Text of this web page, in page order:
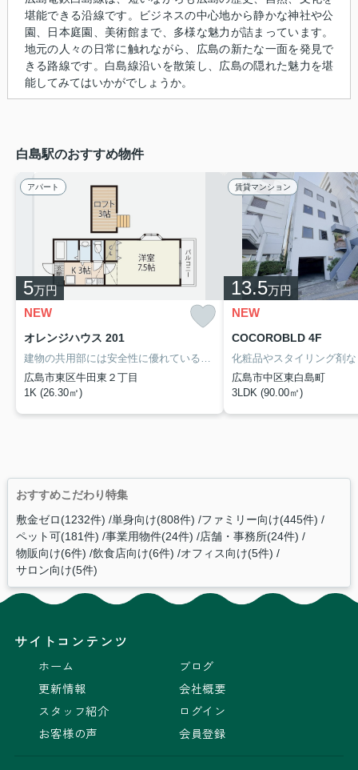
堪能できる沿線です。ビジネスの中心地から静かな神社や公
園、日本庭園、美術館まで、多様な魅力が詰まっています。
地元の人々の日常に触れながら、広島の新たな一面を発見で
きる路線です。白島線沿いを散策し、広島の隠れた魅力を堪
能してみてはいかがでしょうか。
白島駅のおすすめ物件
アパート
5万円
NEW
オレンジハウス 201
広島市東区牛田東２丁目
1K (26.30㎡)
賃貸マンション
13.5万円
NEW
COCOROBLD 4F
広島市中区東白島町
3LDK (90.00㎡)
おすすめこだわり特集
敷金ゼロ(1232件) 単身向け(808件) ファミリー向け(445件)
ペット可(181件) 事業用物件(24件) 店舗・事務所(24件)
物販向け(6件) 飲食店向け(6件) オフィス向け(5件)
サロン向け(5件)
サイトコンテンツ
ホーム
更新情報
スタッフ紹介
お客様の声
ブログ
会社概要
ログイン
会員登録